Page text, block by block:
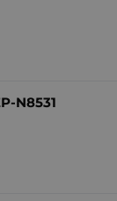
N8531